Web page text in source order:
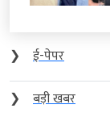
❯
ई-पेपर
❯
बड़ी खबर